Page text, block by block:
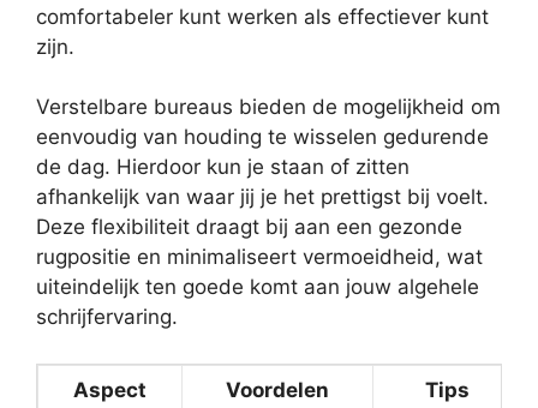
comfortabeler kunt werken als effectiever kunt
zijn.
Verstelbare bureaus bieden de mogelijkheid om
eenvoudig van houding te wisselen gedurende
de dag. Hierdoor kun je staan of zitten
afhankelijk van waar jij je het prettigst bij voelt.
Deze flexibiliteit draagt bij aan een gezonde
rugpositie en minimaliseert vermoeidheid, wat
uiteindelijk ten goede komt aan jouw algehele
schrijfervaring.
Aspect Voordelen Tips